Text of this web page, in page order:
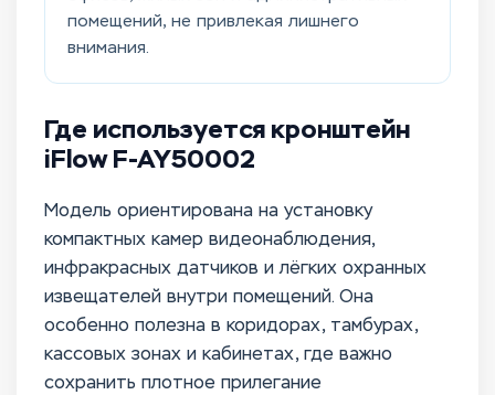
помещений, не привлекая лишнего
внимания.
Где используется кронштейн
iFlow F-AY50002
Модель ориентирована на установку
компактных камер видеонаблюдения,
инфракрасных датчиков и лёгких охранных
извещателей внутри помещений. Она
особенно полезна в коридорах, тамбурах,
кассовых зонах и кабинетах, где важно
сохранить плотное прилегание